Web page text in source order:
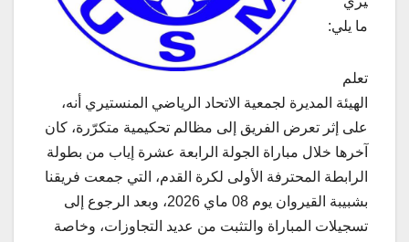
ما يلي:
تعلم
الهيئة المديرة لجمعية الاتحاد الرياضي المنستيري أنه،
على إثر تعرض الفريق إلى مظالم تحكيمية متكرّرة، كان
آخرها خلال مباراة الجولة الرابعة عشرة إياب من بطولة
الرابطة المحترفة الأولى لكرة القدم، التي جمعت فريقنا
بشبيبة القيروان يوم 08 ماي 2026، وبعد الرجوع إلى
تسجيلات المباراة والتثبت من عديد التجاوزات، وخاصة